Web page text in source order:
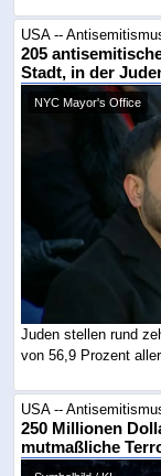
USA --
205
Stadt, in der
NYC Mayor's Office
Juden stellen rund
von 56,9 Prozent aller
USA --
250 Millionen
mutmaßliche